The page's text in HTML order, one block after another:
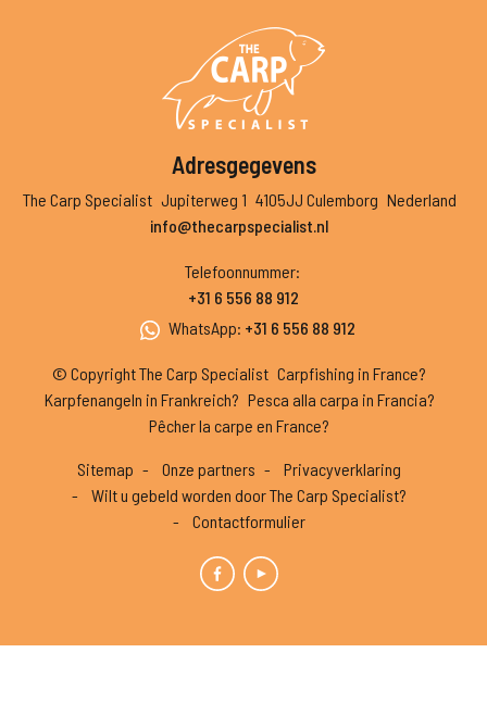
Adresgegevens
The Carp Specialist Jupiterweg 1 4105JJ Culemborg Nederland
info@thecarpspecialist.nl
Telefoonnummer:
+31 6 556 88 912
WhatsApp: +31 6 556 88 912
© Copyright The Carp Specialist Carpfishing in France?
Karpfenangeln in Frankreich? Pesca alla carpa in Francia?
Pêcher la carpe en France?
Sitemap Onze partners
Privacyverklaring
Wilt u gebeld worden door The Carp Specialist?
Contactformulier